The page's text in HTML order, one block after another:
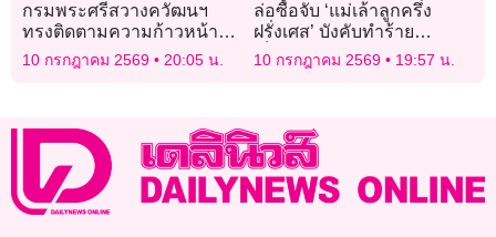
กรมพระศรีสวางควัฒนฯ
ทรงติดตามความก้าวหน้า
โครงการก่อสร้างตามแนว
ชายแดนไทย-กัมพูชา
10 กรกฎาคม 2569 20:05 น.
ล่อซื้อจับ ‘แม่เล้าลูกครึ่ง
ฝรั่งเศส’ บังคับทำร้าย
เด็ก13ค้ากาม ไม่สนป่วย-มี
รอบเดือน
10 กรกฎาคม 2569 19:57 น.